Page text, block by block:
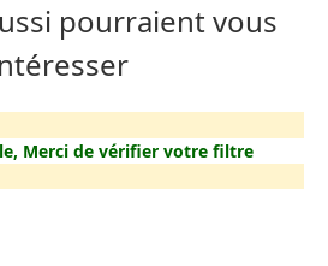
pourraient vous
Merci de vérifier votre filtre